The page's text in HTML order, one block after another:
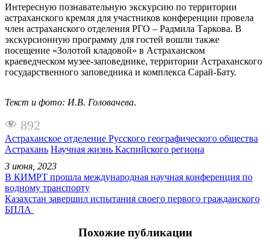
Интересную познавательную экскурсию по территории
астраханского кремля для участников конференции провела
член астраханского отделения РГО – Радмила Таркова. В
экскурсионную программу для гостей вошли также
посещение «Золотой кладовой» в Астраханском
краеведческом музее-заповеднике, территории Астраханского
государственного заповедника и комплекса Сарай-Бату.
Текст и фото: И.В. Головачева.
892
Астраханское отделение Русского географического общества
Астрахань Научная жизнь Каспийского региона
3 июня, 2023
В КИМРТ прошла международная научная конференция по
водному транспорту
Казахстан завершил испытания своего первого гражданского
БПЛА
Похожие публикации